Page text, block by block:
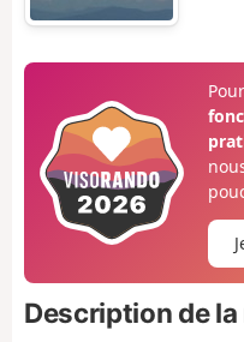
Description de